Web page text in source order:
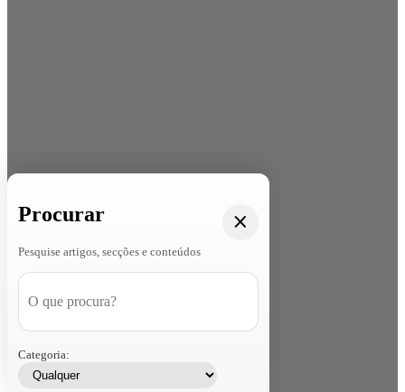
Procurar
Pesquise artigos, secções e conteúdos
Categoria: